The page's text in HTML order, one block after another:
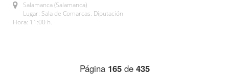
Salamanca (Salamanca)
Lugar: Sala de Comarcas. Diputación
Hora: 11:00 h.
Página 165de 435